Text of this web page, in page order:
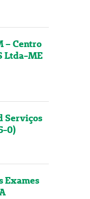
– Centro
Ltda-ME
Serviços
0)
Exames